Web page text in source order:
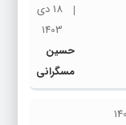
18 دی
1403
حسین
مسگرانی
به عنوان